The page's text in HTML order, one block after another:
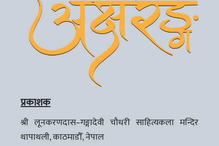
प्रकाशक
श्री लूनकरणदास–गङ्गादेवी चौधरी साहित्यकला मन्दिर
थापाथली, काठमाडौँ, नेपाल